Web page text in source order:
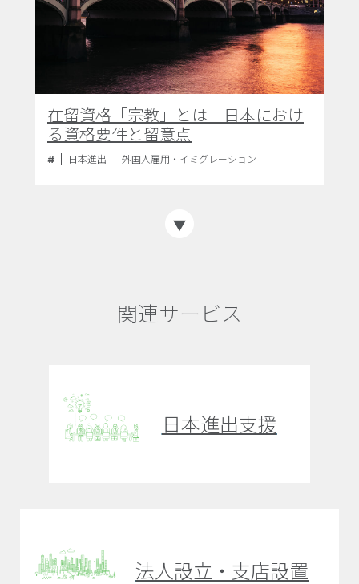
在留資格「宗教」とは｜日本におけ
る資格要件と留意点
日本進出 外国人雇用・イミグレーション
関連サービス
日本進出支援
法人設立・支店設置